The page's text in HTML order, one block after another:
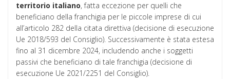
territorio italiano, fatta eccezione per quelli che
beneficiano della franchigia per le piccole imprese di cui
all’articolo 282 della citata direttiva (decisione di esecuzione
Ue 2018/593 del Consiglio). Successivamente è stata estesa
fino al 31 dicembre 2024, includendo anche i soggetti
passivi che beneficiano di tale franchigia (decisione di
esecuzione Ue 2021/2251 del Consiglio).